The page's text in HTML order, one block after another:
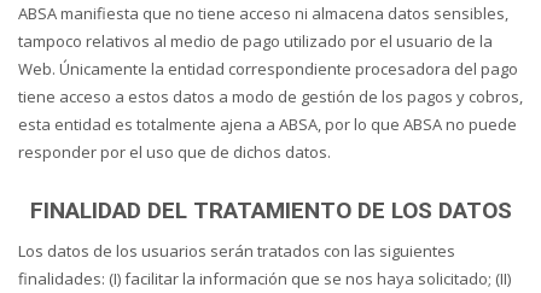
ABSA manifiesta que no tiene acceso ni almacena datos sensibles,
tampoco relativos al medio de pago utilizado por el usuario de la
Web. Únicamente la entidad correspondiente procesadora del pago
tiene acceso a estos datos a modo de gestión de los pagos y cobros,
esta entidad es totalmente ajena a ABSA, por lo que ABSA no puede
responder por el uso que de dichos datos.
FINALIDAD DEL TRATAMIENTO DE LOS DATOS
Los datos de los usuarios serán tratados con las siguientes
finalidades: (I) facilitar la información que se nos haya solicitado; (II)